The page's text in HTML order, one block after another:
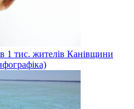
1 тис. жителів Канівщини